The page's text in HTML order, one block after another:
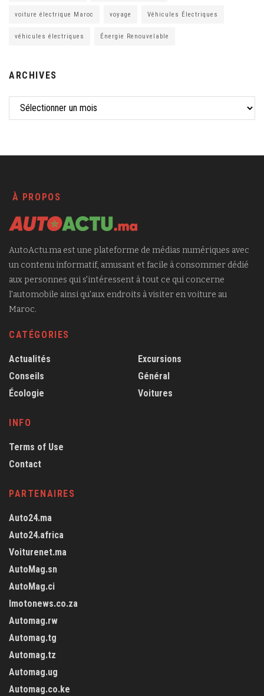
voiture électrique Maroc voyage Véhicules Électriques
véhicules électriques Énergie Renouvelable
ARCHIVES
À PROPOS
AutoActu.ma est une plateforme de médias numériques avec
un contenu informatif, amusant et facile à consommer dédié
aux personnes qui s'intéressent à tout ce qui concerne
l'automobile ainsi qu'aux endroits à visiter en voiture au
Maroc.
CATÉGORIES
Actualités
Conseils
Écologie
Excursions
Général
Voitures
INFO
Terms of Use
Contact
PARTENAIRES
Auto24.ma
Auto24.africa
Voiturenet.ma
AutoMag.sn
AutoMag.ci
Imotonews.co.za
Automag.rw
Automag.tg
Automag.tz
Automag.ug
Automag.co.ke